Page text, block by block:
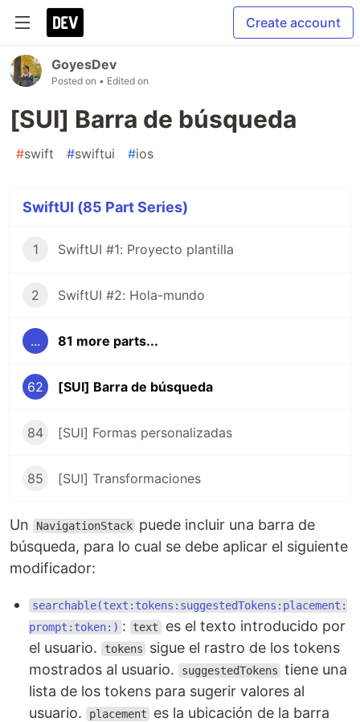
Create account
GoyesDev
Posted on • Edited on
[SUI] Barra de búsqueda
#swift #swiftui #ios
SwiftUI (85 Part Series)
1 SwiftUI #1: Proyecto plantilla
2 SwiftUI #2: Hola-mundo
... 81 more parts...
62 [SUI] Barra de búsqueda
84 [SUI] Formas personalizadas
85 [SUI] Transformaciones
Un NavigationStack puede incluir una barra de
búsqueda, para lo cual se debe aplicar el siguiente
modificador:
searchable(text:tokens:suggestedTokens:placement:
prompt:token:) : text es el texto introducido por
el usuario.
tokens
sigue el rastro de los tokens
mostrados al usuario.
suggestedTokens tiene una
lista de los tokens para sugerir valores al
usuario.
placement
es la ubicación de la barra